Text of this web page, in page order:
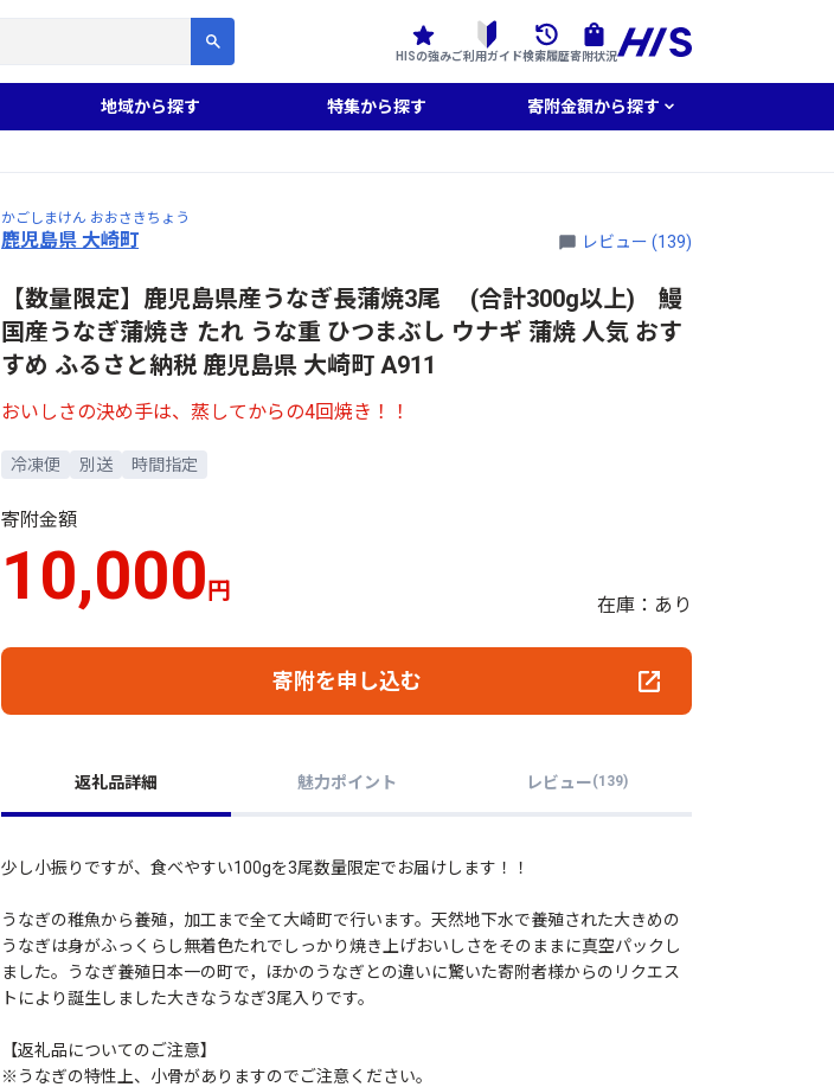
HISの強みご利用ガイド検索履歴寄附状況
地域から探す 特集から探す 寄附金額から探す
かごしまけん おおさきちょう
鹿児島県 大崎町 レビュー (139)
【数量限定】鹿児島県産うなぎ長蒲焼3尾 (合計300g以上) 鰻
国産うなぎ蒲焼き たれ うな重 ひつまぶし ウナギ 蒲焼 人気 おす
すめ ふるさと納税 鹿児島県 大崎町 A911
おいしさの決め手は、蒸してからの4回焼き！！
冷凍便 別送 時間指定
寄附金額
10,000円
在庫：あり
寄附を申し込む
返礼品詳細 魅力ポイント レビュー(139)
少し小振りですが、食べやすい100gを3尾数量限定でお届けします！！
うなぎの稚魚から養殖，加工まで全て大崎町で行います。天然地下水で養殖された大きめの
うなぎは身がふっくらし無着色たれでしっかり焼き上げおいしさをそのままに真空パックし
ました。うなぎ養殖日本一の町で，ほかのうなぎとの違いに驚いた寄附者様からのリクエス
トにより誕生しました大きなうなぎ3尾入りです。
【返礼品についてのご注意】
※うなぎの特性上、小骨がありますのでご注意ください。